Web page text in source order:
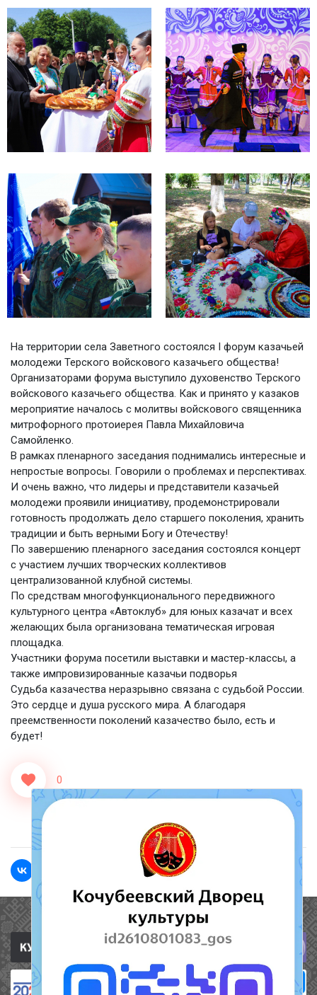
На территории села Заветного состоялся I форум казачьей
молодежи Терского войскового казачьего общества!
Организаторами форума выступило духовенство Терского
войскового казачьего общества. Как и принято у казаков
мероприятие началось с молитвы войскового священника
митрофорного протоиерея Павла Михайловича
Самойленко.
В рамках пленарного заседания поднимались интересные и
непростые вопросы. Говорили о проблемах и перспективах.
И очень важно, что лидеры и представители казачьей
молодежи проявили инициативу, продемонстрировали
готовность продолжать дело старшего поколения, хранить
традиции и быть верными Богу и Отечеству!
По завершению пленарного заседания состоялся концерт
с участием лучших творческих коллективов
централизованной клубной системы.
По средствам многофункционального передвижного
культурного центра «Автоклуб» для юных казачат и всех
желающих была организована тематическая игровая
площадка.
Участники форума посетили выставки и мастер-классы, а
также импровизированные казачьи подворья
Судьба казачества неразрывно связана с судьбой России.
Это сердце и душа русского мира. А благодаря
преемственности поколений казачество было, есть и
будет!
0
Полезные ссылки